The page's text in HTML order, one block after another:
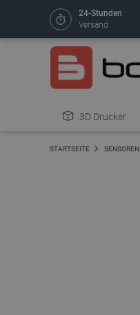
24-Stunden
Versand
3D Drucker
STARTSEITE SENSOREN